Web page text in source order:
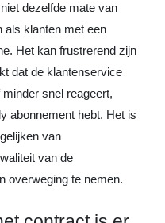
dezelfde mate van
als klanten met een
Het kan frustrerend zijn
dat de klantenservice
snel reageert,
abonnement hebt. Het is
van
van de
overweging te nemen.